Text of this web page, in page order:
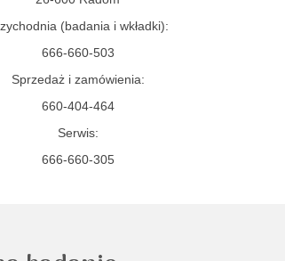
(badania i wkładki):
666-660-503
Sprzedaż i zamówienia:
660-404-464
Serwis:
666-660-305